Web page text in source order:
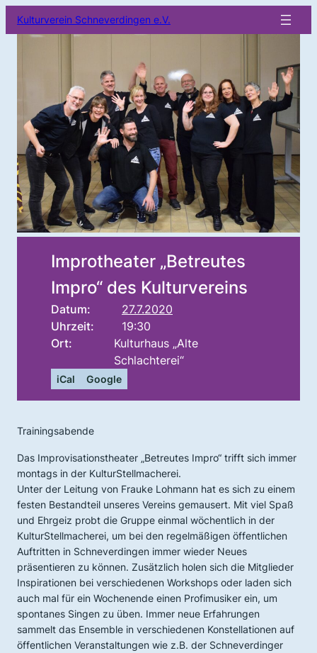
Kulturverein Schneverdingen e.V.
Improtheater „Betreutes
Impro“ des Kulturvereins
Datum:
27.7.2020
Uhrzeit:
19:30
Ort:
Kulturhaus „Alte
Schlachterei“
iCal Google
Trainingsabende
Das Improvisationstheater „Betreutes Impro“ trifft sich immer
montags in der KulturStellmacherei.
Unter der Leitung von Frauke Lohmann hat es sich zu einem
festen Bestandteil unseres Vereins gemausert. Mit viel Spaß
und Ehrgeiz probt die Gruppe einmal wöchentlich in der
KulturStellmacherei, um bei den regelmäßigen öffentlichen
Auftritten in Schneverdingen immer wieder Neues
präsentieren zu können. Zusätzlich holen sich die Mitglieder
Inspirationen bei verschiedenen Workshops oder laden sich
auch mal für ein Wochenende einen Profimusiker ein, um
spontanes Singen zu üben. Immer neue Erfahrungen
sammelt das Ensemble in verschiedenen Konstellationen auf
öffentlichen Veranstaltungen wie z.B. der Schneverdinger